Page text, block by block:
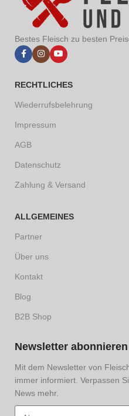
Bestes Fleisch zu besten
RECHTLICHES
Wiederrufsbelehrung
Impressum
AGB
Datenschutz
Zahlung & Versand
ALLGEMEINES
Partner
Über uns
Kontakt
Blog
B2B Shop
Newsletter
Mit dem Newsletter von
immer informiert. Verpassen
News mehr.